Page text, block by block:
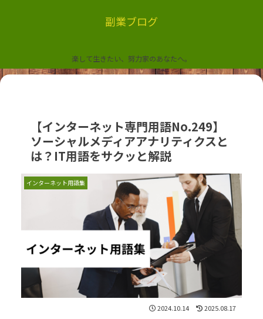
副業ブログ
楽して生きたい、努力家のあなたへ。
【インターネット専門用語No.249】
ソーシャルメディアアナリティクスと
は？IT用語をサクッと解説
インターネット用語集
2024.10.14 2025.08.17